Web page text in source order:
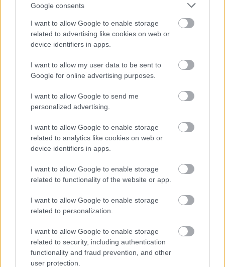
Google consents
I want to allow Google to enable storage
related to advertising like cookies on web or
device identifiers in apps.
I want to allow my user data to be sent to
Google for online advertising purposes.
I want to allow Google to send me
personalized advertising.
I want to allow Google to enable storage
related to analytics like cookies on web or
device identifiers in apps.
I want to allow Google to enable storage
related to functionality of the website or app.
I want to allow Google to enable storage
related to personalization.
I want to allow Google to enable storage
related to security, including authentication
functionality and fraud prevention, and other
user protection.
Chcete dominantu interiéru, ktorá pritiahne
pohľady? Vyrobte si takéto masívne orechové
svietidlo
NAŠE ČASOPISY
UROB SI SÁM 7-8/2026